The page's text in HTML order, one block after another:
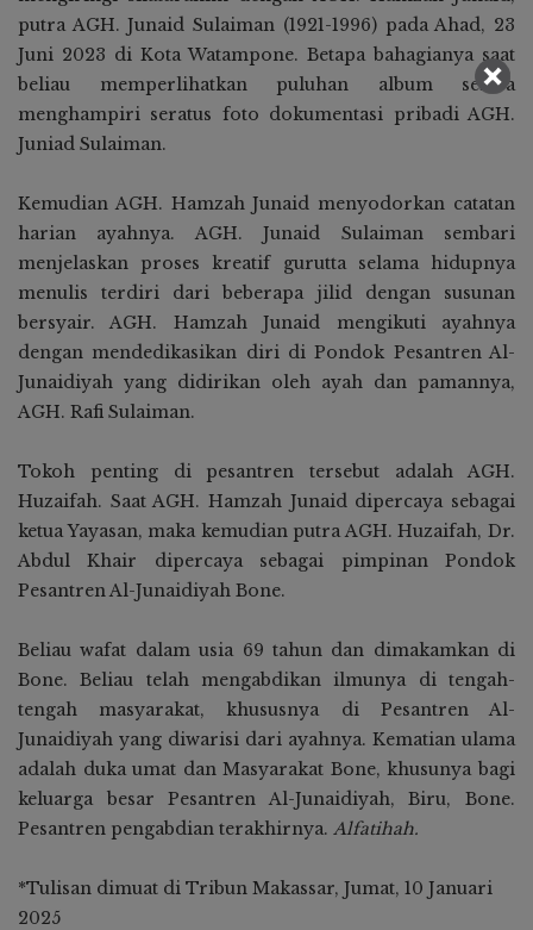
putra AGH. Junaid Sulaiman (1921-1996) pada Ahad, 23
Juni 2023 di Kota Watampone. Betapa bahagianya saat
beliau memperlihatkan puluhan album sekira
menghampiri seratus foto dokumentasi pribadi AGH.
Juniad Sulaiman.
Kemudian AGH. Hamzah Junaid menyodorkan catatan
harian ayahnya. AGH. Junaid Sulaiman sembari
menjelaskan proses kreatif gurutta selama hidupnya
menulis terdiri dari beberapa jilid dengan susunan
bersyair. AGH. Hamzah Junaid mengikuti ayahnya
dengan mendedikasikan diri di Pondok Pesantren Al-
Junaidiyah yang didirikan oleh ayah dan pamannya,
AGH. Rafi Sulaiman.
Tokoh penting di pesantren tersebut adalah AGH.
Huzaifah. Saat AGH. Hamzah Junaid dipercaya sebagai
ketua Yayasan, maka kemudian putra AGH. Huzaifah, Dr.
Abdul Khair dipercaya sebagai pimpinan Pondok
Pesantren Al-Junaidiyah Bone.
Beliau wafat dalam usia 69 tahun dan dimakamkan di
Bone. Beliau telah mengabdikan ilmunya di tengah-
tengah masyarakat, khususnya di Pesantren Al-
Junaidiyah yang diwarisi dari ayahnya. Kematian ulama
adalah duka umat dan Masyarakat Bone, khusunya bagi
keluarga besar Pesantren Al-Junaidiyah, Biru, Bone.
Pesantren pengabdian terakhirnya. Alfatihah.
*Tulisan dimuat di Tribun Makassar, Jumat, 10 Januari
2025